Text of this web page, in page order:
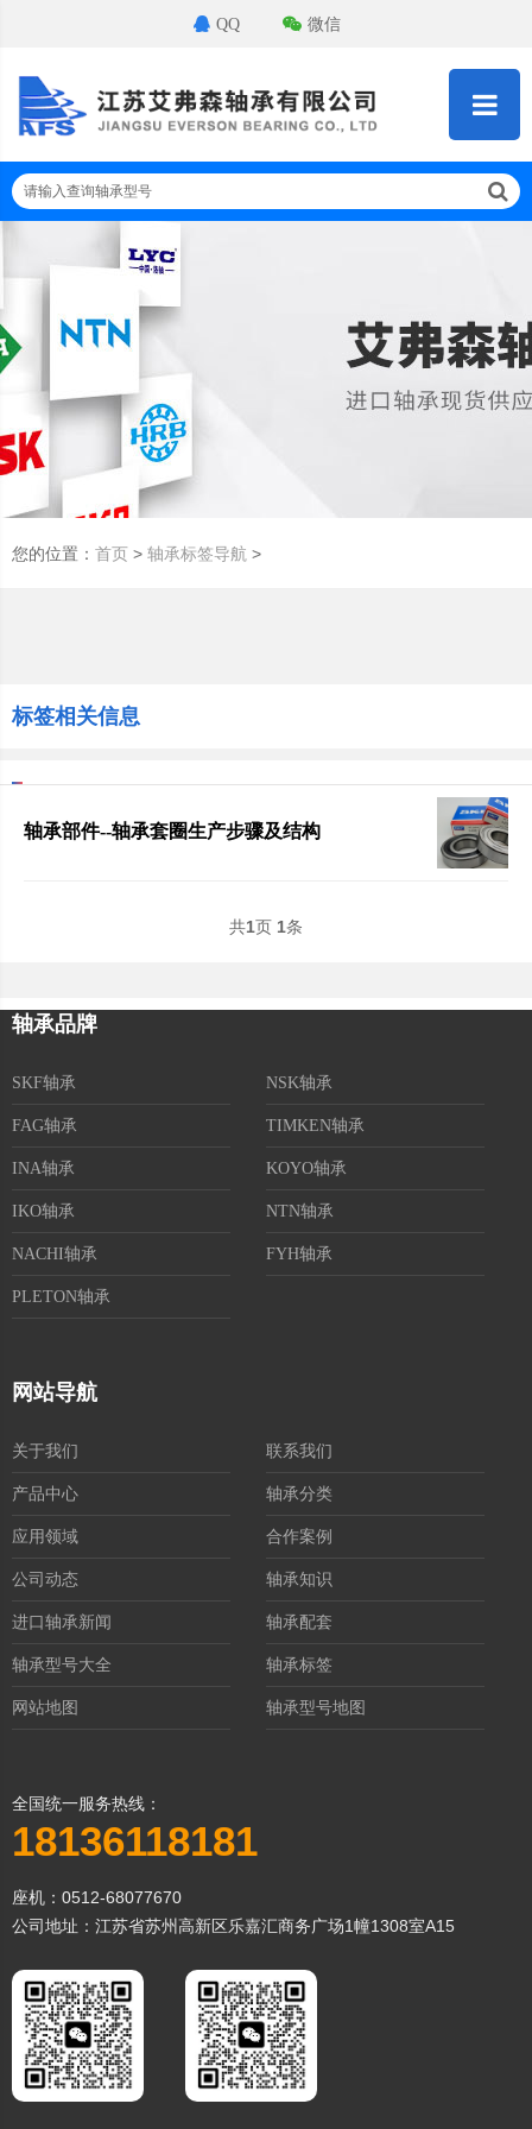
QQ 微信
请输入查询轴承型号
您的位置： 首页 > 轴承标签导航 >
标签相关信息
轴承部件--轴承套圈生产步骤及结构
共1页 1条
轴承品牌
SKF轴承 NSK轴承
FAG轴承 TIMKEN轴承
INA轴承 KOYO轴承
IKO轴承 NTN轴承
NACHI轴承 FYH轴承
PLETON轴承
网站导航
关于我们 联系我们
产品中心 轴承分类
应用领域 合作案例
公司动态 轴承知识
进口轴承新闻 轴承配套
轴承型号大全 轴承标签
网站地图 轴承型号地图
全国统一服务热线：
18136118181
座机：0512-68077670
公司地址：江苏省苏州高新区乐嘉汇商务广场1幢1308室A15